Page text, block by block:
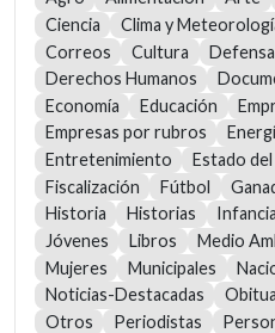
Ciencia
Clima y
Correos
Cultura Defensa
Derechos Humanos
Economía
Educación
Empresas por rubros
Entretenimiento
Estado
Fiscalización
Fútbol
Historia
Historias Infancia
Jóvenes
Libros Medio
Mujeres
Municipales
Noticias-Destacadas
Otros
Periodistas